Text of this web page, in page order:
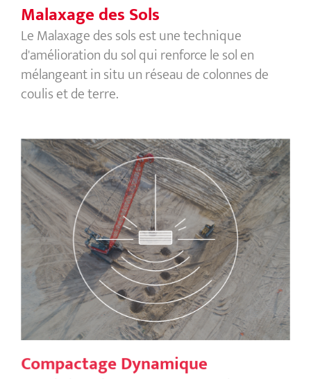
Malaxage des Sols
Le Malaxage des sols est une technique
d'amélioration du sol qui renforce le sol en
mélangeant in situ un réseau de colonnes de
coulis et de terre.
Compactage Dynamique
Compactage Dynamique